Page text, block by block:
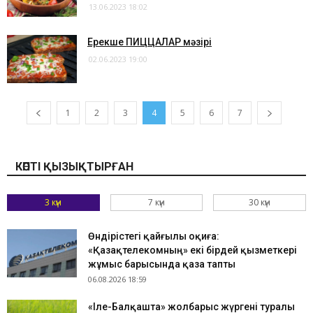
13.06.2023 18:02
Ерекше ПИЦЦАЛАР мәзірі
02.06.2023 19:00
1 2 3 4 5 6 7
КӨПТІ ҚЫЗЫҚТЫРҒАН
3 күн 7 күн 30 күн
Өндірістегі қайғылы оқиға:
«Қазақтелекомның» екі бірдей қызметкері
жұмыс барысында қаза тапты
06.08.2026 18:59
«Іле-Балқашта» жолбарыс жүргені туралы